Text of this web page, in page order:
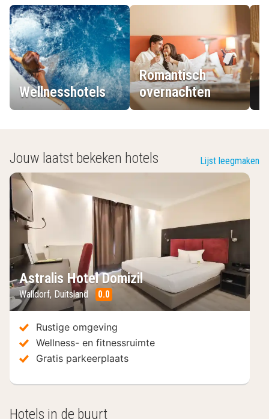
Wellnesshotels
Romantisch
overnachten
Jouw laatst bekeken hotels Lijst leegmaken
Astralis Hotel Domizil
Walldorf, Duitsland 0.0
/10
Rustige omgeving
Wellness- en fitnessruimte
Gratis parkeerplaats
Hotels in de buurt